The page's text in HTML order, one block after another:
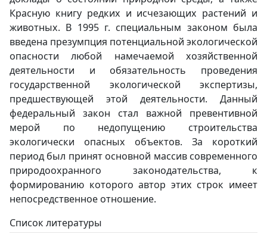
Красную книгу редких и исчезающих растений и
животных. В 1995 г. специальным законом была
введена презумпция потенциальной экологической
опасности любой намечаемой хозяйственной
деятельности и обязательность проведения
государственной экологической экспертизы,
предшествующей этой деятельности. Данный
федеральный закон стал важной превентивной
мерой по недопущению строительства
экологически опасных объектов. За короткий
период был принят основной массив современного
природоохранного законодательства, к
формированию которого автор этих строк имеет
непосредственное отношение.
Список литературы